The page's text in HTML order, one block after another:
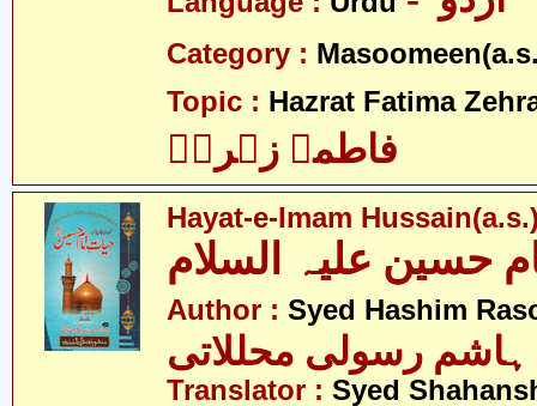
Category :
Topic : Hazrat Fatima
فاطمہ زہراؑ
Hayat-e-Imam
حسین علیہ السلام
Author : Syed Hashim
رسولی محللاتی
Translator : Syed